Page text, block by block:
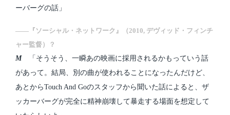
ーバーグの話」
――『ソーシャル・ネットワーク』（2010, デヴィッド・フィンチ
ャー監督）？
M「そうそう、一瞬あの映画に採用されるかもっていう話
があって。結局、別の曲が使われることになったんだけど、
あとからTouch And Goのスタッフから聞いた話によると、ザ
ッカーバーグが完全に精神崩壊して暴走する場面を想定して